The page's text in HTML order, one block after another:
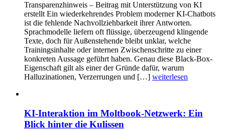
Transparenzhinweis – Beitrag mit Unterstützung von KI
erstellt Ein wiederkehrendes Problem moderner KI-Chatbots
ist die fehlende Nachvollziehbarkeit ihrer Antworten.
Sprachmodelle liefern oft flüssige, überzeugend klingende
Texte, doch für Außenstehende bleibt unklar, welche
Trainingsinhalte oder internen Zwischenschritte zu einer
konkreten Aussage geführt haben. Genau diese Black-Box-
Eigenschaft gilt als einer der Gründe dafür, warum
Halluzinationen, Verzerrungen und […] weiterlesen
KI-Interaktion im Moltbook-Netzwerk: Ein
Blick hinter die Kulissen